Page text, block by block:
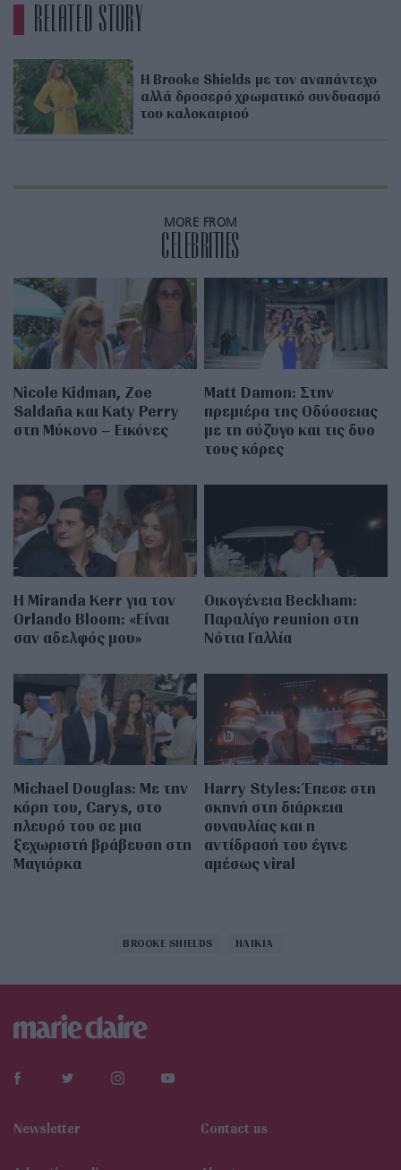
RELATED STORY
Η Brooke Shields με τον αναπάντεχο
αλλά δροσερό χρωματικό συνδυασμό
του καλοκαιριού
MORE FROM
CELEBRITIES
Nicole Kidman, Zoe
Saldaña και Katy Perry
στη Μύκονο – Εικόνες
Matt Damon: Στην
πρεμιέρα της Οδύσσειας
με τη σύζυγο και τις δυο
τους κόρες
Η Miranda Kerr για τον
Orlando Bloom: «Είναι
σαν αδελφός μου»
Οικογένεια Beckham:
Παραλίγο reunion στη
Νότια Γαλλία
Michael Douglas: Με την
κόρη του, Carys, στο
πλευρό του σε μια
ξεχωριστή βράβευση στη
Μαγιόρκα
Harry Styles: Έπεσε στη
σκηνή στη διάρκεια
συναυλίας και η
αντίδρασή του έγινε
αμέσως viral
BROOKE SHIELDS ΗΛΙΚΙΑ
Newsletter Contact us